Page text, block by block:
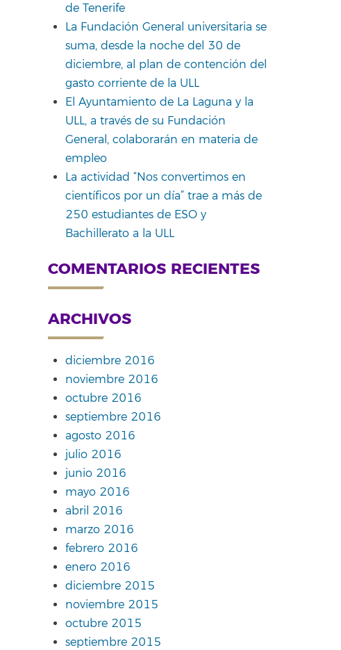
de Tenerife
La Fundación General universitaria se
suma, desde la noche del 30 de
diciembre, al plan de contención del
gasto corriente de la ULL
El Ayuntamiento de La Laguna y la
ULL, a través de su Fundación
General, colaborarán en materia de
empleo
La actividad “Nos convertimos en
científicos por un día” trae a más de
250 estudiantes de ESO y
Bachillerato a la ULL
COMENTARIOS RECIENTES
ARCHIVOS
diciembre 2016
noviembre 2016
octubre 2016
septiembre 2016
agosto 2016
julio 2016
junio 2016
mayo 2016
abril 2016
marzo 2016
febrero 2016
enero 2016
diciembre 2015
noviembre 2015
octubre 2015
septiembre 2015